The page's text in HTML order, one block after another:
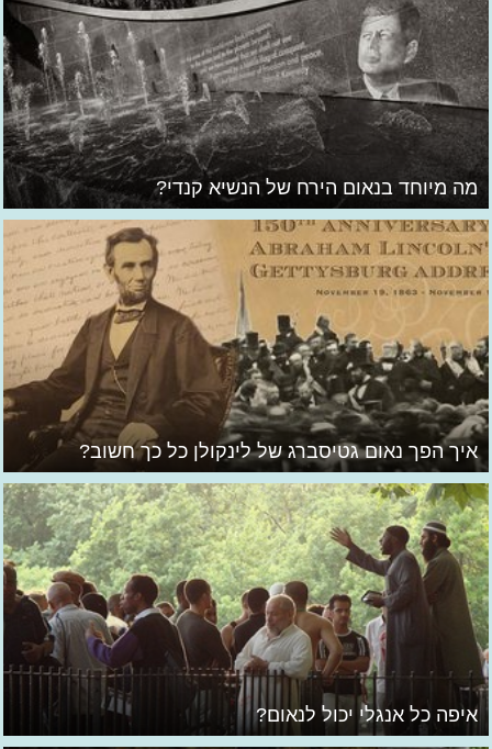
מה מיוחד בנאום הירח של הנשיא קנדי?
איך הפך נאום גטיסברג של לינקולן כל כך חשוב?
איפה כל אנגלי יכול לנאום?